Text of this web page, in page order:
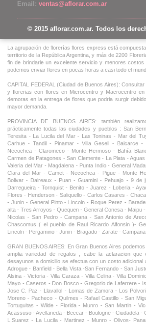
Email: ventas@aflorar.com.ar
© 2015 aflorar.com.ar. Todos los
La agrupación de florerías flores express está
territorio de la República Argentina, y más de 2200
fin de brindarle un excelente servicio y menores
podemos enviar flores en pocas horas a casi todo el
CAPITAL FEDERAL (Ciudad de Buenos Aires):
y florerias con flores en Microcentro y Macrocentro
demoras en la entrega de flores que podria surgir
mayor demanda.
PROVINCIA DE BUENOS AIRES: también
prácticamente todas las ciudades y pueblos : San
Teresita - La Lucila del Mar - Las Toninas - Mar del
Carhue - Tandil - Pinamar - Villa Gesell - Balcarce
Necochea - Claromeco - Monte Hermoso - Bahía
Carmen de Patagones - San Clemente - La Plata -
Valeria del Mar - Magdalena - Punta Indio - General
Clara del Mar - Camet - Necochea - Pigue - Monte
Bolivar - Daireaux - Puan - Guamini - Pehuajo - 9 de
Darregueira - Tornquist - Benito - Juarez - Loberia -
Flores - Henderson - Saliquello - Carlos Casares -
- Junin - General Pinto - Lincoln - Roque Perez -
alta - Tres Arroyos - Quequen - General Conesa - Maipu
Nicolas - San Pedro - Campana - San Antonio de
Chascomus ( el pueblo de Raul Ricardo Alfonsin )-
Lincoln - Pergamino - Junin - Bragado - Zarate -
GRAN BUENOS AIRES: En Gran Buenos Aires
amplia variedad de regalos , cabe la aclaracion
desayunos a domicilio se efectua con un costo adicional
Adrogue - Banfield - Bella Vista -San Fernando - San
Alsina - Victoria - Villa Caraza - Villa Celina - Villa
Mayo - Caseros - Don Bosco - Gregorio de Laferrere -
Jose C. Paz - Llavallol - Lomas de Zamora - Los
Moreno - Pacheco - Quilmes - Rafael Castillo - San
Tortuguitas - Wilde - Florida - Munro - San Martin -
Acassuso - Avellaneda - Beccar - Boulogne - Ciudadela -
L.Suarez - La Lucila - Martinez - Munro - Olivos-